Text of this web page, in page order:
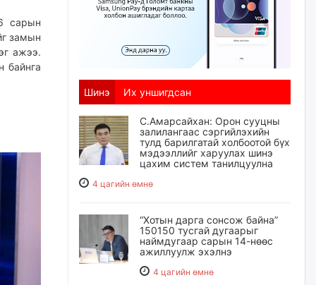
сарын
замын
ажээ.
байнга
Шинэ Их уншигдсан
С.Амарсайхан: Орон сууцны
залилангаас сэргийлэхийн
тулд барилгатай холбоотой бүх
мэдээллийг харуулах шинэ
цахим систем танилцуулна
4 цагийн өмнө
“Хотын дарга сонсож байна”
150150 тусгай дугаарыг
наймдугаар сарын 14-нөөс
ажиллуулж эхэлнэ
4 цагийн өмнө